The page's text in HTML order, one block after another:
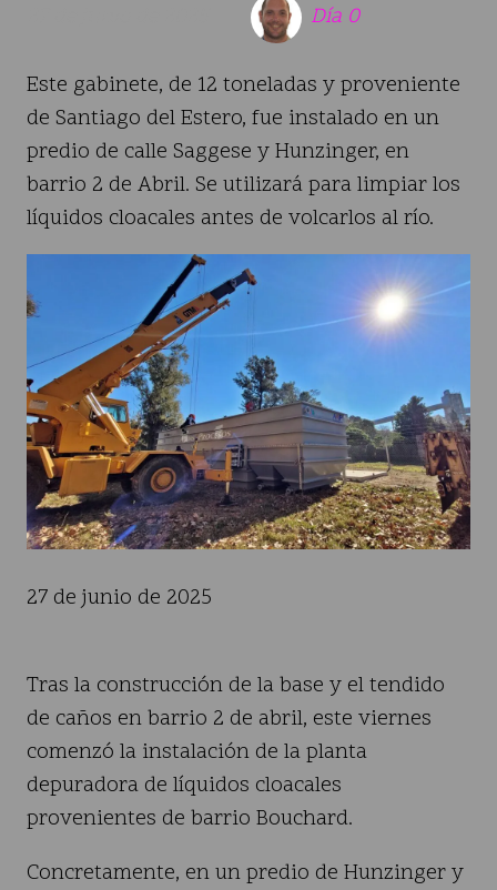
Este gabinete, de 12 toneladas y proveniente
de Santiago del Estero, fue instalado en un
predio de calle Saggese y Hunzinger, en
barrio 2 de Abril. Se utilizará para limpiar los
líquidos cloacales antes de volcarlos al río.
Día 0
27 de junio de 2025
Tras la construcción de la base y el tendido
de caños en barrio 2 de abril, este viernes
comenzó la instalación de la planta
depuradora de líquidos cloacales
provenientes de barrio Bouchard.
Concretamente, en un predio de Hunzinger y